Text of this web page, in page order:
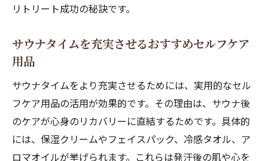
リトリート成功の秘訣です。
サウナタイムを充実させるおすすめセルフケア
用品
サウナタイムをより充実させるためには、実用的なセル
フケア用品の活用が効果的です。その理由は、サウナ後
のケアが心身のリカバリーに直結するためです。具体的
には、保湿クリームやフェイスパック、冷感タオル、ア
ロマオイルが挙げられます。これらは発汗後の肌や心を